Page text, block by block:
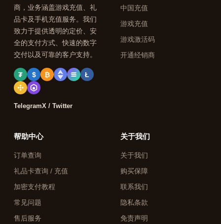
商，业务涵盖游戏充值、礼
品卡及手机充值服务。我们
致力于提供透明的定价、安
全的支付方式、快速的数字
交付以及可靠的客户支持。
₮ $ ₿ Ł
TelegramX / Twitter
中国充值
游戏充值
游戏激活码
开通经销商
帮助中心
订单查询
礼品卡查询 / 充值
加密支付教程
常见问题
售后服务
关于我们
关于我们
购买保障
联系我们
隐私条款
免责声明